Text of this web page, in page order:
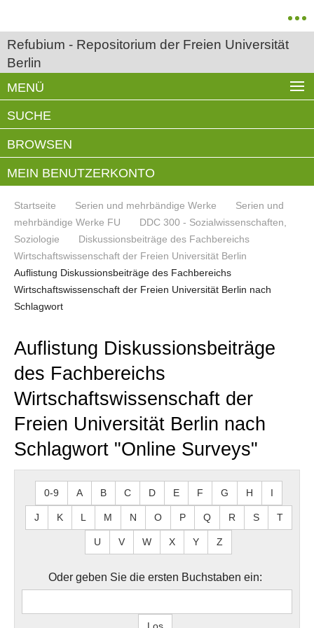
Refubium - Repositorium der Freien Universität
Berlin
MENÜ
SUCHE
BROWSEN
MEIN BENUTZERKONTO
Startseite Serien und mehrbändige Werke
Serien und
mehrbändige Werke FU
DDC 300 - Sozialwissenschaften,
Soziologie
Diskussionsbeiträge des Fachbereichs
Wirtschaftswissenschaft der Freien Universität Berlin
Auflistung Diskussionsbeiträge des Fachbereichs
Wirtschaftswissenschaft der Freien Universität Berlin nach
Schlagwort
Auflistung Diskussionsbeiträge
des Fachbereichs
Wirtschaftswissenschaft der
Freien Universität Berlin nach
Schlagwort "Online Surveys"
0-9 A B C D E F G H I
J K L M N O P Q R S T
U V W X Y Z
Oder geben Sie die ersten Buchstaben ein: